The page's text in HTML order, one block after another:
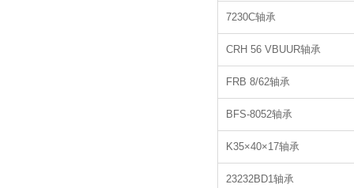
7230C轴承
CRH 56 VBUUR轴承
FRB 8/62轴承
BFS-8052轴承
K35×40×17轴承
23232BD1轴承